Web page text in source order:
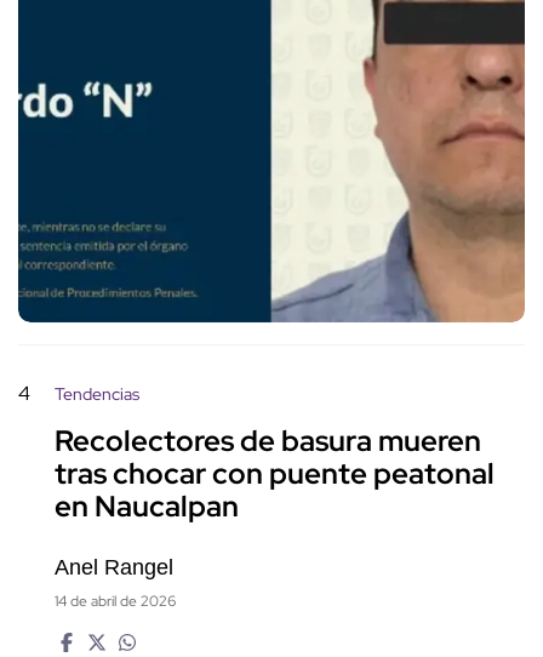
4 Tendencias
Recolectores de basura mueren
tras chocar con puente peatonal
en Naucalpan
Anel Rangel
14 de abril de 2026